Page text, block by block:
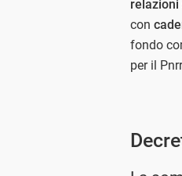
relazioni
con
fondo
per il